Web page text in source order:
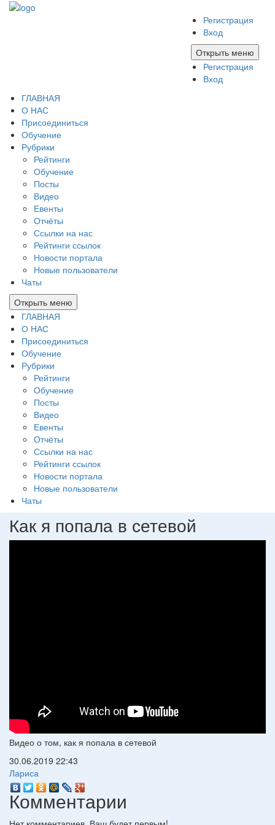
Регистрация
Вход
Открыть меню
Регистрация
Вход
ГЛАВНАЯ
О НАС
Присоединиться
Обучение
Рубрики
Рейтинги
Обучение
Посты
Видео
Евенты
Отчёты
Ссылки на нас
Рейтинги ссылок
Новости портала
Новые пользователи
Чаты
Открыть меню
ГЛАВНАЯ
О НАС
Присоединиться
Обучение
Рубрики
Рейтинги
Обучение
Посты
Видео
Евенты
Отчёты
Ссылки на нас
Рейтинги ссылок
Новости портала
Новые пользователи
Чаты
Как я попала в сетевой
Видео о том, как я попала в сетевой
30.06.2019 22:43
Лариса
Комментарии